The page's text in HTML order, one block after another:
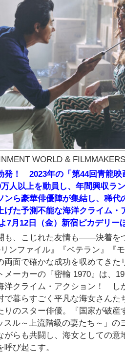
WORLD &
発！ 2023年の「第44回青龍
人以上を動員し、年間興収ラ
ら豪華俳優陣が集結し、稀
た予測不能な海洋クライム・
月12日（金）新宿ピカデリー
も、こじれた友情も――決着を
リンファイル』『ベテラン』
面で確かな成功を収めてき
ーカーの『密輸 1970』は、
洋クライム・アクション！ し
暮らすごく平凡な海女さん
りのスター俳優。『国家が破
ル～上流階級の妻たち～」
らも共闘し、海女としての
び起こす。